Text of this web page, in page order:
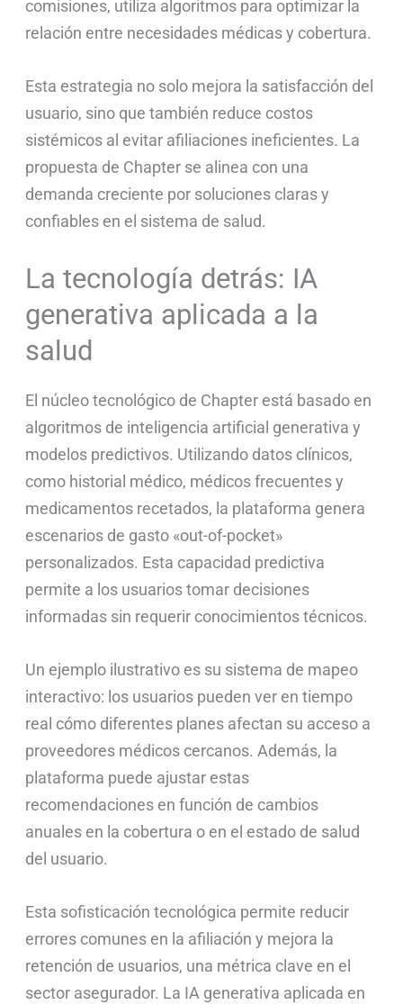
comisiones, utiliza algoritmos para optimizar la
relación entre necesidades médicas y cobertura.
Esta estrategia no solo mejora la satisfacción del
usuario, sino que también reduce costos
sistémicos al evitar afiliaciones ineficientes. La
propuesta de Chapter se alinea con una
demanda creciente por soluciones claras y
confiables en el sistema de salud.
La tecnología detrás: IA
generativa aplicada a la
salud
El núcleo tecnológico de Chapter está basado en
algoritmos de inteligencia artificial generativa y
modelos predictivos. Utilizando datos clínicos,
como historial médico, médicos frecuentes y
medicamentos recetados, la plataforma genera
escenarios de gasto «out-of-pocket»
personalizados. Esta capacidad predictiva
permite a los usuarios tomar decisiones
informadas sin requerir conocimientos técnicos.
Un ejemplo ilustrativo es su sistema de mapeo
interactivo: los usuarios pueden ver en tiempo
real cómo diferentes planes afectan su acceso a
proveedores médicos cercanos. Además, la
plataforma puede ajustar estas
recomendaciones en función de cambios
anuales en la cobertura o en el estado de salud
del usuario.
Esta sofisticación tecnológica permite reducir
errores comunes en la afiliación y mejora la
retención de usuarios, una métrica clave en el
sector asegurador. La IA generativa aplicada en